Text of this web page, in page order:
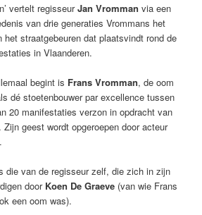
vertelt regisseurJan Vromman via een
van drie generaties Vrommans het
het straatgebeuren dat plaatsvindt rond de
in Vlaanderen.
begint is Frans Vromman, de oom
dé stoetenbouwer par excellence tussen
20 manifestaties verzon in opdracht van
geest wordt opgeroepen door acteur
.
die van de regisseur zelf, die zich in zijn
door Koen De Graeve (van wie Frans
een oom was).